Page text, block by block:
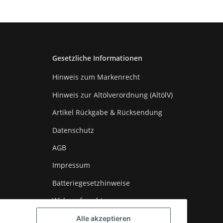
Alle akzeptieren
Gesetzliche Informationen
Hinweis zum Markenrecht
Hinweis zur Altölverordnung (AltölV)
Artikel Rückgabe & Rücksendung
Datenschutz
AGB
Impressum
Batteriegesetzhinweise
Widerrufsrecht
Widerruf online erklären